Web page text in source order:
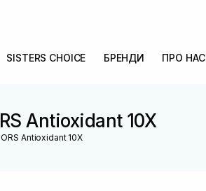
SISTERS CHOICE БРЕНДИ ПРО НАС
Antioxidant 10X
Antioxidant 10X